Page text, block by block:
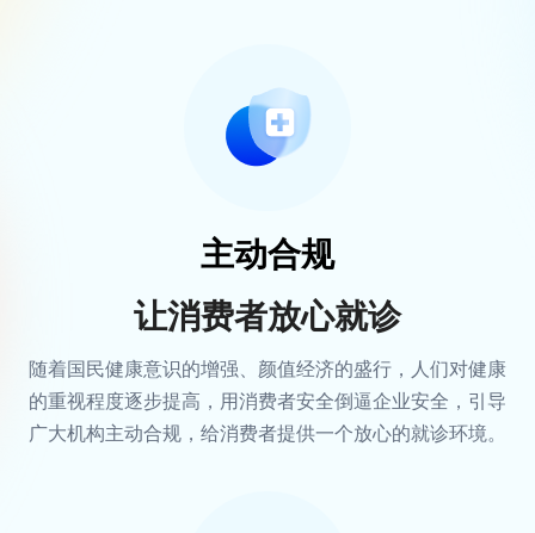
主动合规
让消费者放心就诊
随着国民健康意识的增强、颜值经济的盛行，人们对健康
的重视程度逐步提高，用消费者安全倒逼企业安全，引导
广大机构主动合规，给消费者提供一个放心的就诊环境。